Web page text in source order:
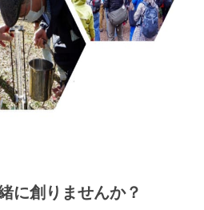
に創りませんか？